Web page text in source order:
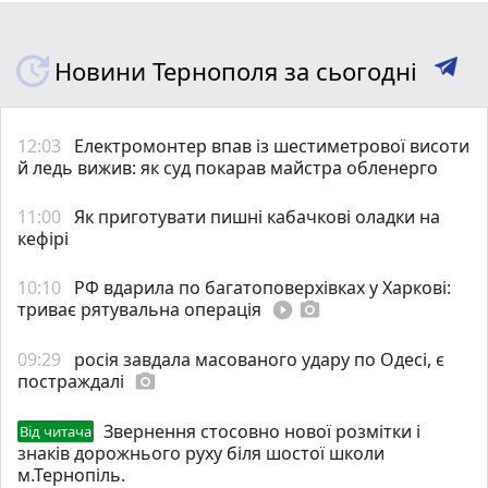
Новини Тернополя за сьогодні
12:03
Електромонтер впав із шестиметрової висоти
й ледь вижив: як суд покарав майстра обленерго
11:00 Як приготувати пишні кабачкові оладки на
кефірі
10:10 РФ вдарила по багатоповерхівках у Харкові:
триває рятувальна операція play_circle_filled photo_camera
09:29
росія завдала масованого удару по Одесі, є
постраждалі photo_camera
Від читача
Звернення стосовно нової розмітки і
знаків дорожнього руху біля шостої школи
м.Тернопіль.